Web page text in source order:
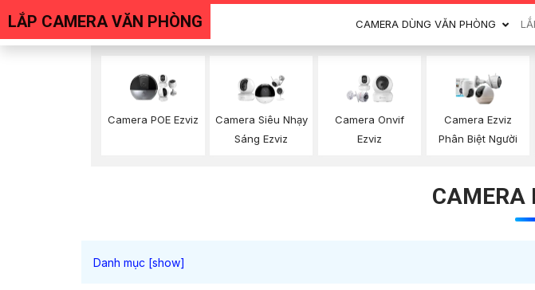
LẮP CAMERA VĂN PHÒNG CAMERA DÙNG VĂN PHÒNG
Camera POE Ezviz
Camera Siêu Nhạy
Sáng Ezviz
Camera Onvif
Ezviz
Camera Ezviz
Phân Biệt Người
CAMERA